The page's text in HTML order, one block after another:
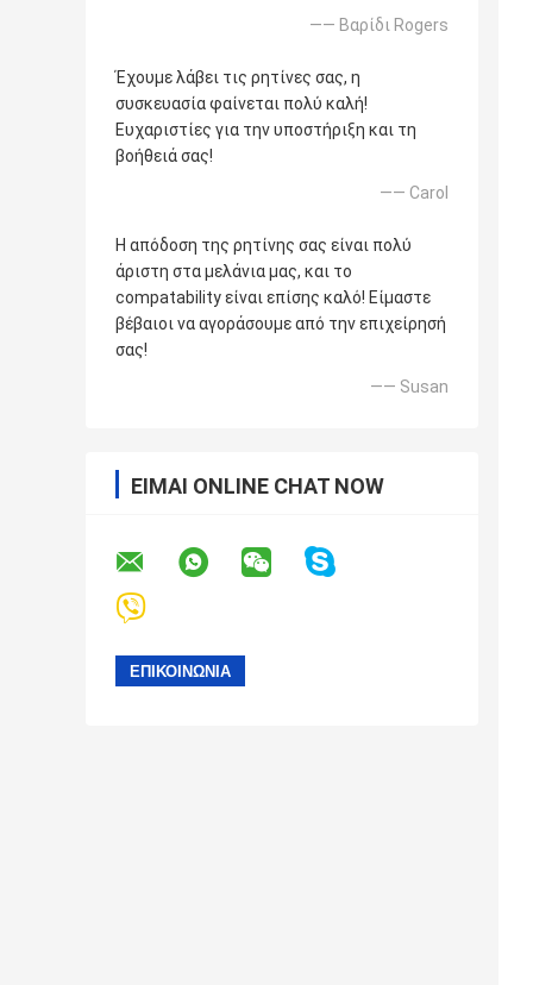
—— Βαρίδι Rogers
Έχουμε λάβει τις ρητίνες σας, η
συσκευασία φαίνεται πολύ καλή!
Ευχαριστίες για την υποστήριξη και τη
βοήθειά σας!
—— Carol
Η απόδοση της ρητίνης σας είναι πολύ
άριστη στα μελάνια μας, και το
compatability είναι επίσης καλό! Είμαστε
βέβαιοι να αγοράσουμε από την επιχείρησή
σας!
—— Susan
ΕΊΜΑΙ ONLINE CHAT NOW